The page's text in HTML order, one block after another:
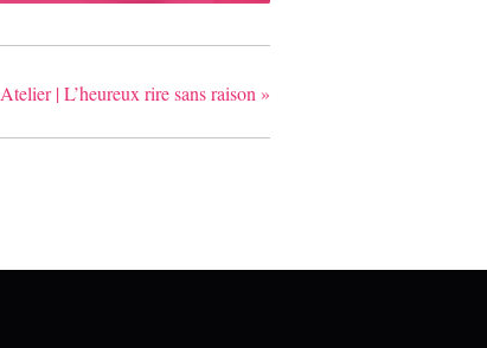
Atelier | L’heureux rire sans raison »